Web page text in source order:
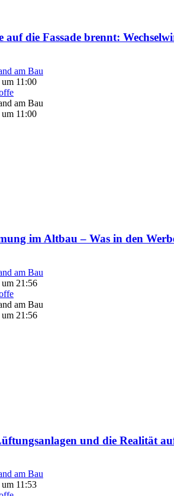
auf die Fassade brennt:
am Bau
11:00
am Bau
11:00
im Altbau – Was in den
am Bau
21:56
am Bau
21:56
und die Realität
am Bau
11:53